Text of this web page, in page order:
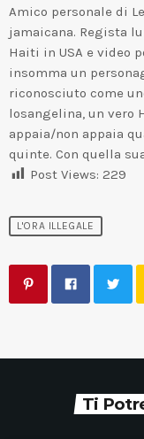
Amico personale di
jamaicana. Regista
Haiti in USA e video
insomma un
riconosciuto come
losangelina, un vero
appaia/non appaia
quinte. Con quella
Post Views: 229
L'ORA ILLEGALE
Ti